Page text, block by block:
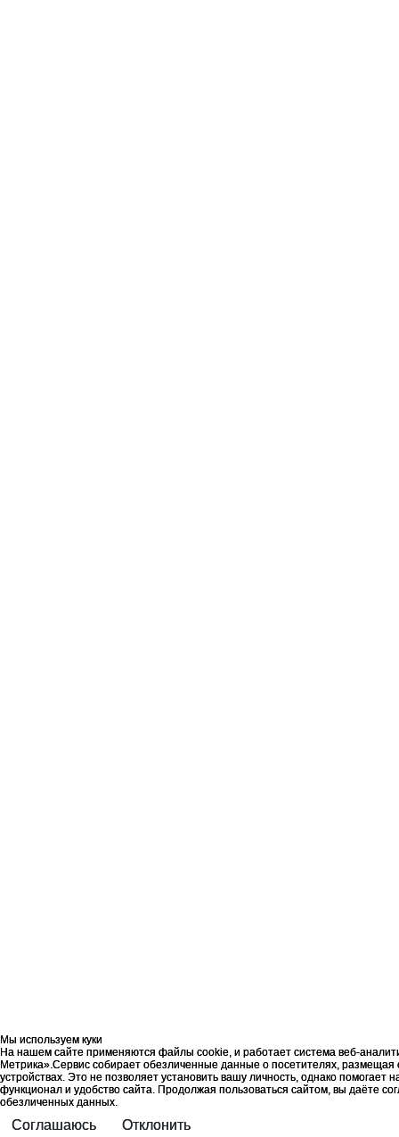
Мы используем куки
На нашем сайте применяются файлы cookie, и работает система веб-
Метрика».Сервис собирает обезличенные данные о посетителях,
устройствах. Это не позволяет установить вашу личность, однако помогает
функционал и удобство сайта. Продолжая пользоваться сайтом, вы даёте
обезличенных данных.
Соглашаюсь Отклонить
Мы используем куки
На нашем сайте применяются файлы cookie, и работает система веб-
Метрика».Сервис собирает обезличенные данные о посетителях,
устройствах. Это не позволяет установить вашу личность, однако помогает
функционал и удобство сайта. Продолжая пользоваться сайтом, вы даёте
обезличенных данных.
Соглашаюсь Отклонить